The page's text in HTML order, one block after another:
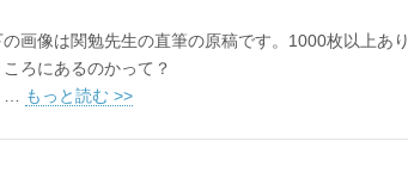
画像は関勉先生の直筆の原稿です。1000枚以上あ
ろにあるのかって？
… もっと読む >>